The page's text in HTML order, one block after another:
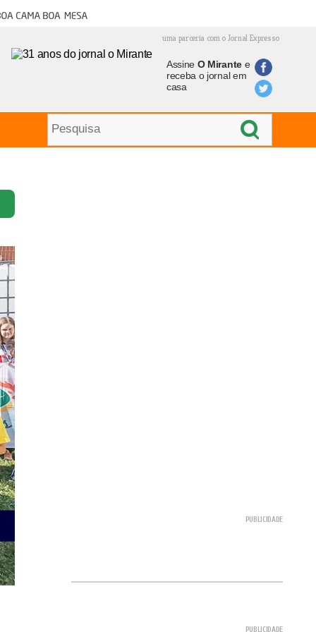
cama boa mesa
uma parceria com o Jornal Expresso
Assine O Mirantee
receba o jornal em
casa